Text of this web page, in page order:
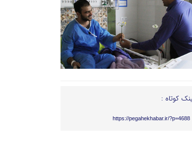
کوتاه :
https://pegahekhabar.ir/?p=4688